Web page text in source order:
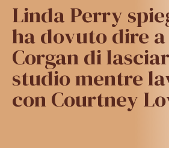
Linda Perry
ha dovuto dire
Corgan di
studio mentre
con Courtney